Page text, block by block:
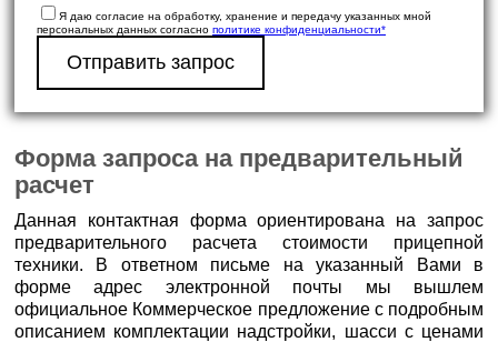
Я даю согласие на обработку, хранение и передачу указанных мной
персональных данных согласно политике конфиденциальности*
Отправить запрос
Форма запроса на предварительный
расчет
Данная контактная форма ориентирована на запрос
предварительного расчета стоимости прицепной
техники. В ответном письме на указанный Вами в
форме адрес электронной почты мы вышлем
официальное Коммерческое предложение с подробным
описанием комплектации надстройки, шасси с ценами